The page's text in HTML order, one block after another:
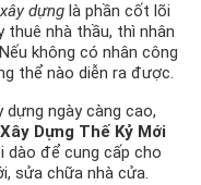
dựng là phần cốt lõi
thuê nhà thầu, thì nhân
không có nhân công
thể nào diễn ra được.
ngày càng cao,
Dựng Thế Kỷ Mới
dào để cung cấp cho
sửa chữa nhà cửa.